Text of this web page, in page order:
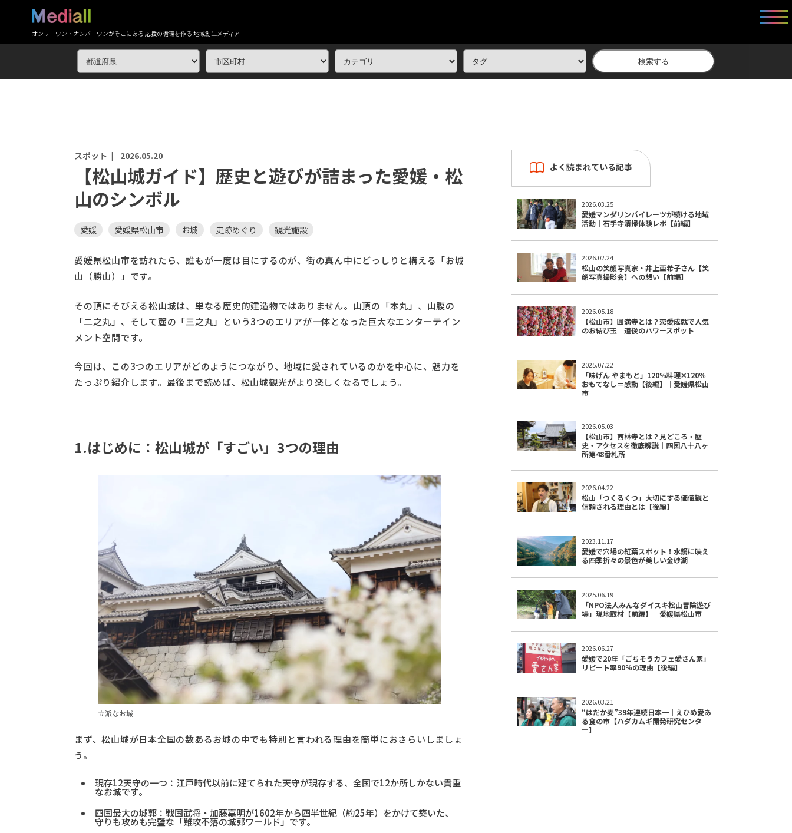
オンリーワン・ナンバーワンがそこにある 応援の循環を作る 地域創生メディア
検索する
スポット | 2026.05.20
【松山城ガイド】歴史と遊びが詰まった愛媛・松
山のシンボル
愛媛 愛媛県松山市 お城 史跡めぐり 観光施設
愛媛県松山市を訪れたら、誰もが一度は目にするのが、街の真ん中にどっしりと構える「お城
山（勝山）」です。
その頂にそびえる松山城は、単なる歴史的建造物ではありません。山頂の「本丸」、山腹の
「二之丸」、そして麓の「三之丸」という3つのエリアが一体となった巨大なエンターテイン
メント空間です。
今回は、この3つのエリアがどのようにつながり、地域に愛されているのかを中心に、魅力を
たっぷり紹介します。最後まで読めば、松山城観光がより楽しくなるでしょう。
1.はじめに：松山城が「すごい」3つの理由
立派なお城
まず、松山城が日本全国の数あるお城の中でも特別と言われる理由を簡単におさらいしましょ
う。
現存12天守の一つ：江戸時代以前に建てられた天守が現存する、全国で12か所しかない貴重
なお城です。
四国最大の城郭：戦国武将・加藤嘉明が1602年から四半世紀（約25年）をかけて築いた、
守りも攻めも完璧な「難攻不落の城郭ワールド」です。
よく読まれている記事
2026.03.25
愛媛マンダリンパイレーツが続ける地域
活動｜石手寺清掃体験レポ【前編】
2026.02.24
松山の笑顔写真家・井上亜希子さん【笑
顔写真撮影会】への想い【前編】
2026.05.18
【松山市】圓満寺とは？恋愛成就で人気
のお結び玉｜道後のパワースポット
2025.07.22
「味げん やまもと」120％料理✕120％
おもてなし＝感動【後編】｜愛媛県松山
市
2026.05.03
【松山市】西林寺とは？見どころ・歴
史・アクセスを徹底解説｜四国八十八ヶ
所第48番札所
2026.04.22
松山「つくるくつ」大切にする価値観と
信頼される理由とは【後編】
2023.11.17
愛媛で穴場の紅葉スポット！水鏡に映え
る四季折々の景色が美しい金砂湖
2025.06.19
「NPO法人みんなダイスキ松山冒険遊び
場」現地取材【前編】｜愛媛県松山市
2026.06.27
愛媛で20年「ごちそうカフェ愛さん家」
リピート率90％の理由【後編】
2026.03.21
“はだか麦”39年連続日本一｜えひめ愛あ
る食の市【ハダカムギ開発研究センタ
ー】